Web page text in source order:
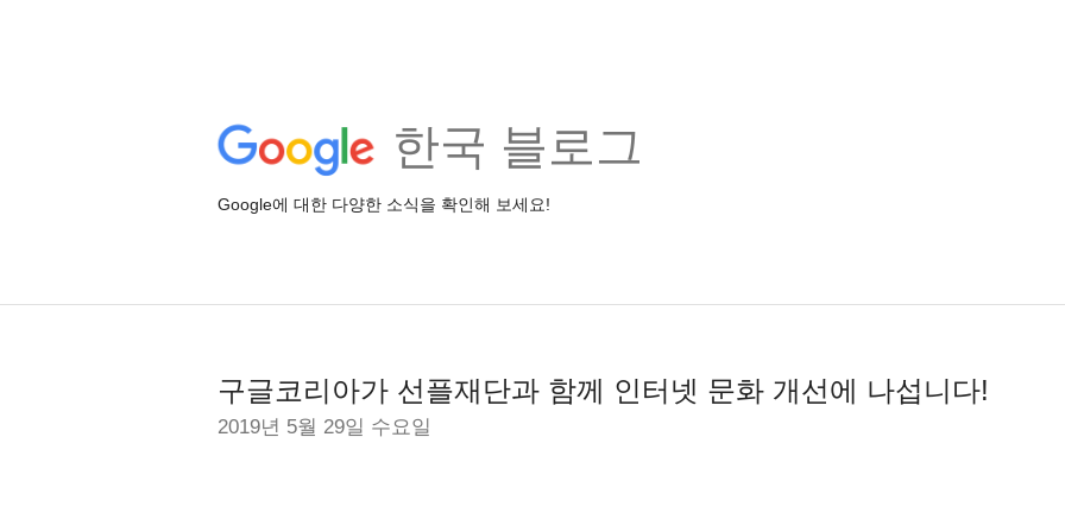
한국 블로그
Google에 대한 다양한 소식을 확인해 보세요!
구글코리아가 선플재단과 함께 인터넷 문화 개선에 나섭니다!
2019년 5월 29일 수요일